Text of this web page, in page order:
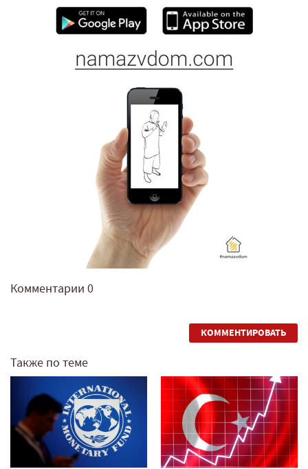
Комментарии 0
КОММЕНТИРОВАТЬ
Также по теме